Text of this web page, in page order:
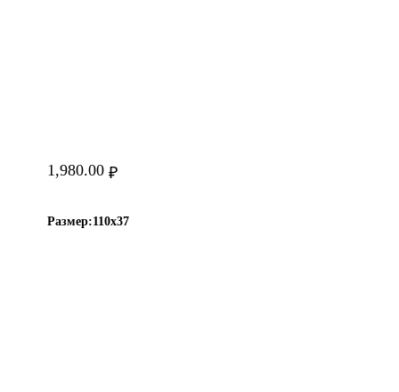
₽
1,980.00
Размер:110х37